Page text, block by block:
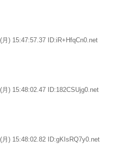
月) 15:47:57.37 ID:iR+HfqCn0.net
月) 15:48:02.47 ID:182CSUjg0.net
月) 15:48:02.82 ID:gKIsRQ7y0.net